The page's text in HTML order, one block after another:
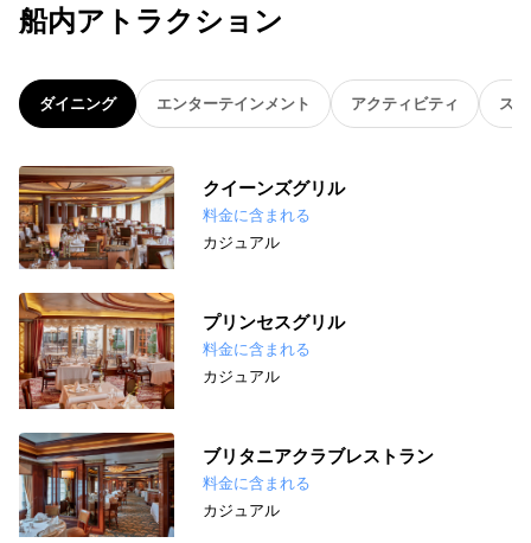
船内アトラクション
ダイニング エンターテインメント アクティビティ ス
クイーンズグリル
料金に含まれる
カジュアル
プリンセスグリル
料金に含まれる
カジュアル
ブリタニアクラブレストラン
料金に含まれる
カジュアル